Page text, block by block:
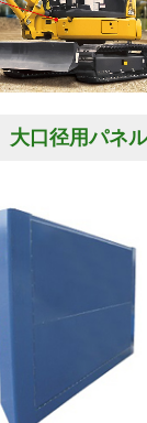
口径用パネル